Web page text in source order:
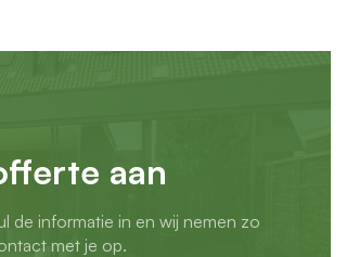
aan
de informatie in en wij nemen zo
met je op.